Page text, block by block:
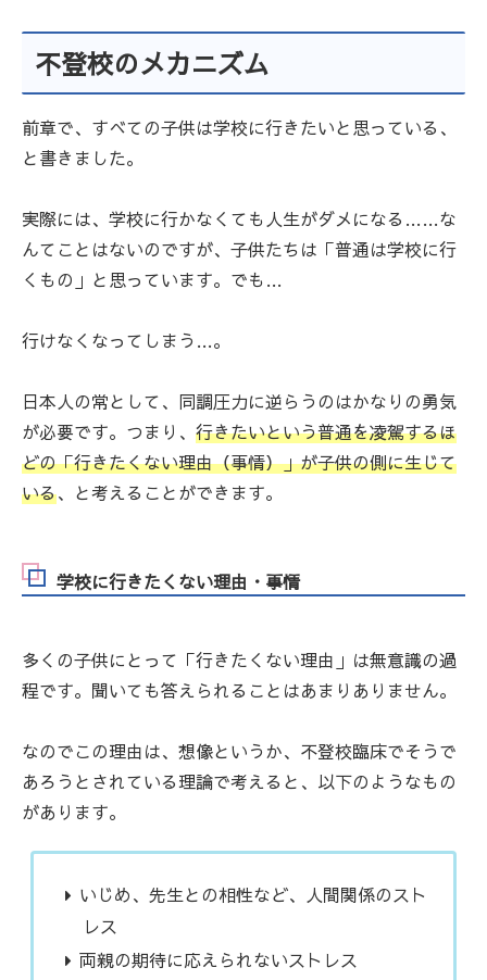
不登校のメカニズム
前章で、すべての子供は学校に行きたいと思っている、
と書きました。
実際には、学校に行かなくても人生がダメになる……な
んてことはないのですが、子供たちは「普通は学校に行
くもの」と思っています。でも…
行けなくなってしまう…。
日本人の常として、同調圧力に逆らうのはかなりの勇気
が必要です。つまり、 行きたいという普通を凌駕するほ
どの「行きたくない理由（事情）」が子供の側に生じて
いる、と考えることができます。
学校に行きたくない理由・事情
多くの子供にとって「行きたくない理由」は無意識の過
程です。聞いても答えられることはあまりありません。
なのでこの理由は、想像というか、不登校臨床でそうで
あろうとされている理論で考えると、以下のようなもの
があります。
いじめ、先生との相性など、人間関係のスト
レス
両親の期待に応えられないストレス